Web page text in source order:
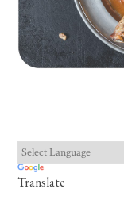
Translate